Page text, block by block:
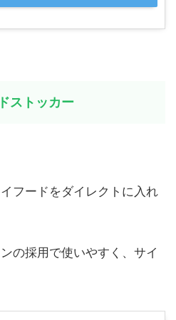
ストッカー
フードをダイレクトに入れ
の採用で使いやすく、サイ